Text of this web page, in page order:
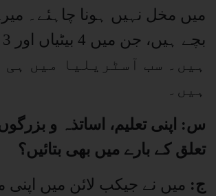
ہیں۔ سب آسٹریلیا میں ہی
ہیں۔
س: اپنی تعلیم، اساتذہ و
تعلق کے بارے میں بھی بتائیں؟
ج: میں نے جیکب لائن میں